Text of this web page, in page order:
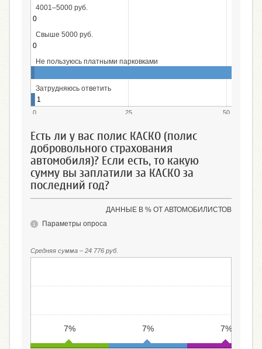
4001–5000 руб.
0
Свыше 5000 руб.
0
Не пользуюсь платными парковками
Затрудняюсь ответить
1
0 25 50
Есть ли у вас полис КАСКО (полис
добровольного страхования
автомобиля)? Если есть, то какую
сумму вы заплатили за КАСКО за
последний год?
ДАННЫЕ В % ОТ АВТОМОБИЛИСТОВ
Параметры опроса
Средняя сумма – 24 776 руб.
7% 7% 7%